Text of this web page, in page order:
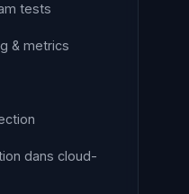
tests
& metrics
dans cloud-